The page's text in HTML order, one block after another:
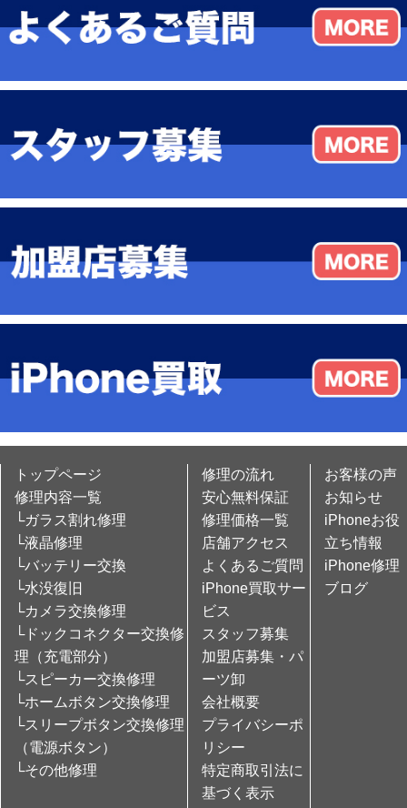
トップページ
修理内容一覧
└ガラス割れ修理
└液晶修理
└バッテリー交換
└水没復旧
└カメラ交換修理
└ドックコネクター交換修
理（充電部分）
└スピーカー交換修理
└ホームボタン交換修理
└スリープボタン交換修理
（電源ボタン）
└その他修理
修理の流れ
安心無料保証
修理価格一覧
店舗アクセス
よくあるご質問
iPhone買取サー
ビス
スタッフ募集
加盟店募集・パ
ーツ卸
会社概要
プライバシーポ
リシー
特定商取引法に
基づく表示
お客様の声
お知らせ
iPhoneお役
立ち情報
iPhone修理
ブログ